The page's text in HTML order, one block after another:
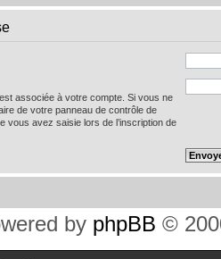
associée à votre compte. Si vous ne
de votre panneau de contrôle de
vous avez saisie lors de l’inscription de
by phpBB ©